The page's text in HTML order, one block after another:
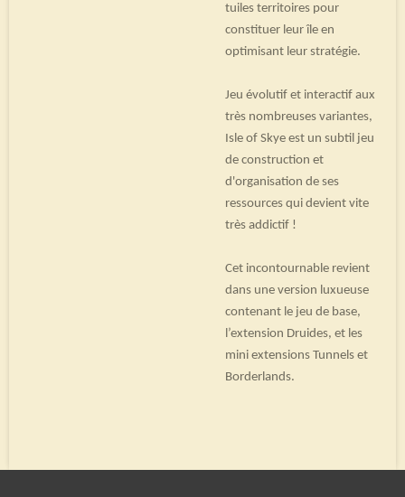
tuiles territoires pour
constituer leur île en
optimisant leur stratégie.
Jeu évolutif et interactif aux
très nombreuses variantes,
Isle of Skye est un subtil jeu
de construction et
d'organisation de ses
ressources qui devient vite
très addictif !
Cet incontournable revient
dans une version luxueuse
contenant le jeu de base,
l’extension Druides, et les
mini extensions Tunnels et
Borderlands.